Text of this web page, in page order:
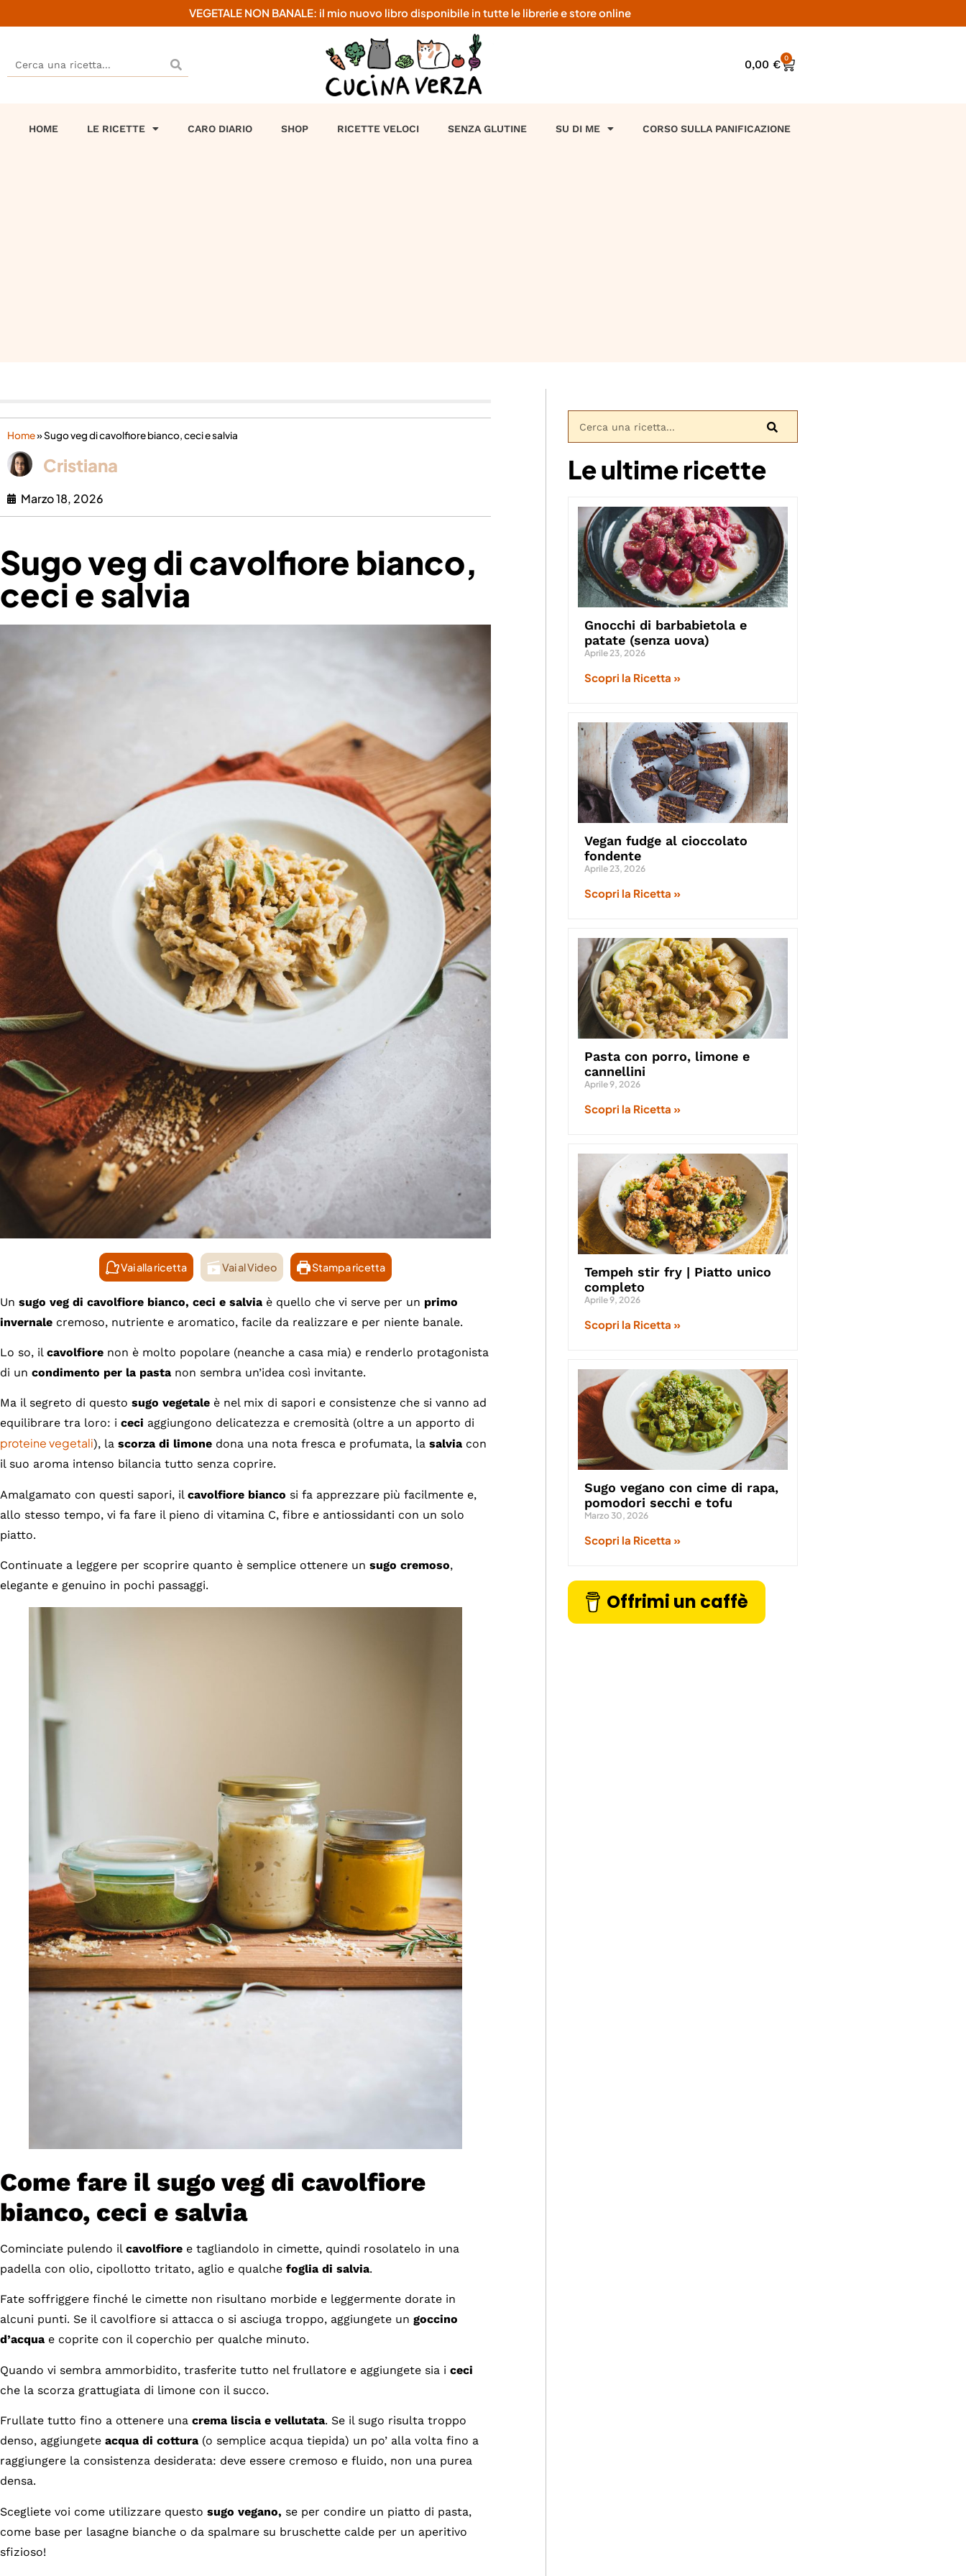
VEGETALE NON BANALE: il mio nuovo libro disponibile in tutte le librerie e store online
0,00 € 0
HOME LE RICETTE CARO DIARIO SHOP RICETTE VELOCI SENZA GLUTINE SU DI ME CORSO SULLA PANIFICAZIONE
Home»Sugo veg di cavolfiore bianco, ceci e salvia
Cristiana
Marzo 18, 2026
Sugo veg di cavolfiore bianco,
ceci e salvia
Vai alla ricetta Vai al Video Stampa ricetta
Un sugo veg di cavolfiore bianco, ceci e salvia è quello che vi serve per un primo
invernale cremoso, nutriente e aromatico, facile da realizzare e per niente banale.
Lo so, il cavolfiore non è molto popolare (neanche a casa mia) e renderlo protagonista
di un condimento per la pasta non sembra un’idea così invitante.
Ma il segreto di questo sugo vegetale è nel mix di sapori e consistenze che si vanno ad
equilibrare tra loro: i ceci aggiungono delicatezza e cremosità (oltre a un apporto di
proteine vegetali), la scorza di limone dona una nota fresca e profumata, la salvia con
il suo aroma intenso bilancia tutto senza coprire.
Amalgamato con questi sapori, il cavolfiore bianco si fa apprezzare più facilmente e,
allo stesso tempo, vi fa fare il pieno di vitamina C, fibre e antiossidanti con un solo
piatto.
Continuate a leggere per scoprire quanto è semplice ottenere un sugo cremoso,
elegante e genuino in pochi passaggi.
Come fare il sugo veg di cavolfiore
bianco, ceci e salvia
Cominciate pulendo il cavolfiore e tagliandolo in cimette, quindi rosolatelo in una
padella con olio, cipollotto tritato, aglio e qualche foglia di salvia.
Fate soffriggere finché le cimette non risultano morbide e leggermente dorate in
alcuni punti. Se il cavolfiore si attacca o si asciuga troppo, aggiungete un goccino
d’acqua e coprite con il coperchio per qualche minuto.
Quando vi sembra ammorbidito, trasferite tutto nel frullatore e aggiungete sia i ceci
che la scorza grattugiata di limone con il succo.
Frullate tutto fino a ottenere una crema liscia e vellutata. Se il sugo risulta troppo
denso, aggiungete acqua di cottura (o semplice acqua tiepida) un po’ alla volta fino a
raggiungere la consistenza desiderata: deve essere cremoso e fluido, non una purea
densa.
Scegliete voi come utilizzare questo sugo vegano, se per condire un piatto di pasta,
come base per lasagne bianche o da spalmare su bruschette calde per un aperitivo
sfizioso!
Le ultime ricette
Gnocchi di barbabietola e
patate (senza uova)
Aprile 23, 2026
Scopri la Ricetta »
Vegan fudge al cioccolato
fondente
Aprile 23, 2026
Scopri la Ricetta »
Pasta con porro, limone e
cannellini
Aprile 9, 2026
Scopri la Ricetta »
Tempeh stir fry | Piatto unico
completo
Aprile 9, 2026
Scopri la Ricetta »
Sugo vegano con cime di rapa,
pomodori secchi e tofu
Marzo 30, 2026
Scopri la Ricetta »
Offrimi un caffè